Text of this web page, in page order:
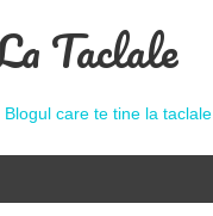
Taclale
Blogul care te tine la taclale